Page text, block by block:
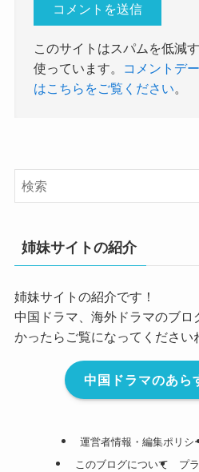
このサイトはスパムを低減
使っています。
コメントデ
はこちらをご覧ください。
姉妹サイトの紹介
姉妹サイトの紹介です！
中国ドラマ、海外ドラマのブロ
かったらご覧になってください
中国ドラマのあら
運営者情報・編集ポリシ
このブログについて
プ